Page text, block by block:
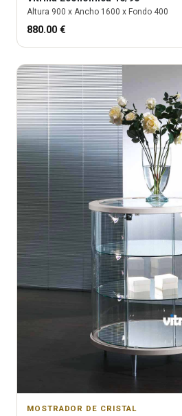
Altura 900 x Ancho 1600 x Fondo 400
880.00 €
MOSTRADOR DE CRISTAL